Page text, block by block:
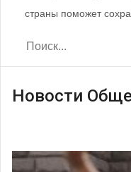
страны поможет
Новости